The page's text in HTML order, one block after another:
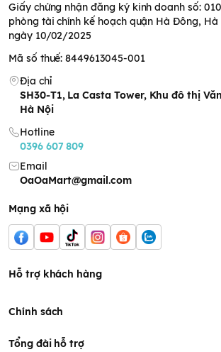
Giấy chứng nhận đăng ký kinh doanh số:
phòng tài chính kế hoạch quận Hà Đông,
ngày 10/02/2025
Mã số thuế: 8449613045-001
Địa chỉ
SH30-T1, La Casta Tower, Khu đô thị
Hà Nội
Hotline
0396 607 809
Email
OaOaMart@gmail.com
Mạng xã hội
Hỗ trợ khách hàng
Chính sách
Tổng đài hỗ trợ